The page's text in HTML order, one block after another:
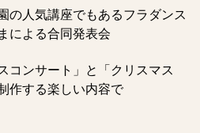
の人気講座でもあるフラダンス
による合同発表会
コンサート」と「クリスマス
作する楽しい内容で